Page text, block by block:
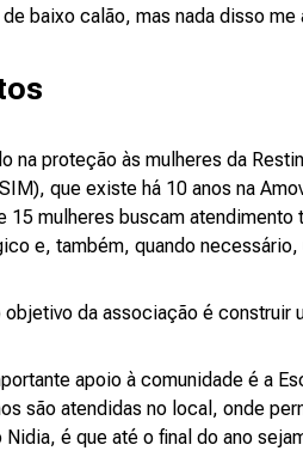
de baixo calão, mas nada disso
na proteção às mulheres da
que existe há 10 anos na
15 mulheres buscam
e, também, quando necessário,
objetivo da associação é construir
apoio à comunidade é a
são atendidas no local, onde
Nidia, é que até o final do ano